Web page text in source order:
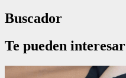
Buscador
Te pueden interesar